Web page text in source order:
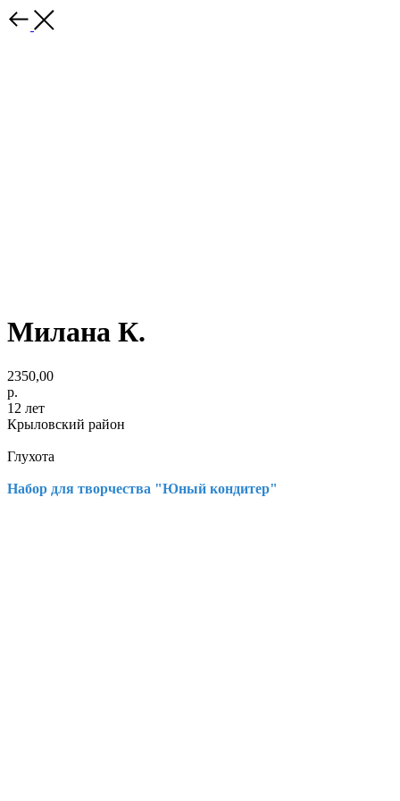
Милана К.
2350,00
р.
12 лет
Крыловский район
Глухота
Набор для творчества "Юный кондитер"